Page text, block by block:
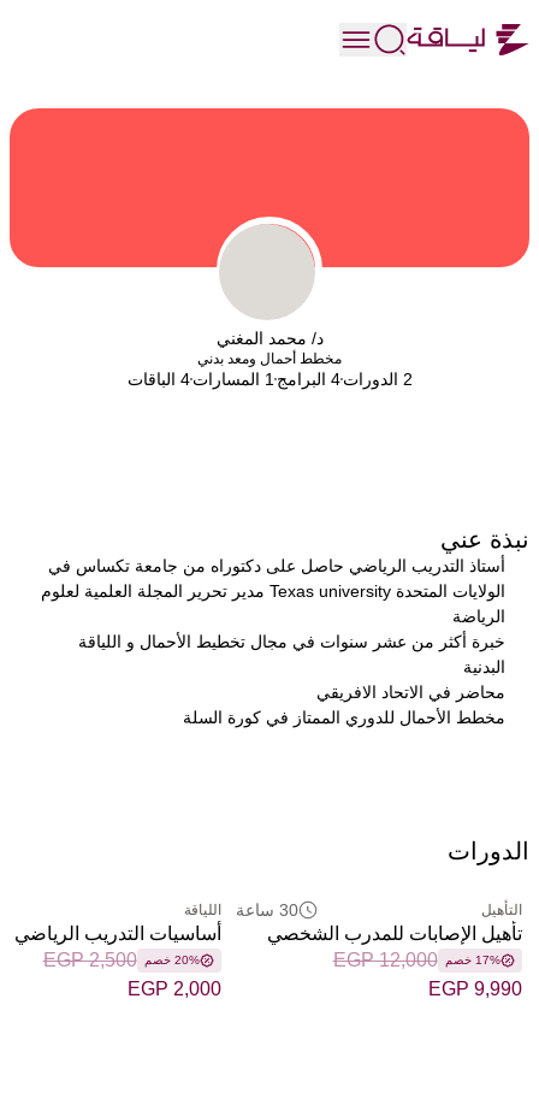
د/ محمد المغني
مخطط أحمال ومعد بدني
2 الدورات 4 البرامج 1 المسارات 4 الباقات
نبذة عني
الرياضة
البدنية
محاضر في الاتحاد الافريقي
مخطط الأحمال للدوري الممتاز في كورة السلة
الدورات
التأهيل 30 ساعة
تأهيل الإصابات للمدرب الشخصي
17% خصم
EGP 12,000
EGP 9,990
اللياقة
أساسيات التدريب الرياضي
20% خصم
EGP 2,500
EGP 2,000